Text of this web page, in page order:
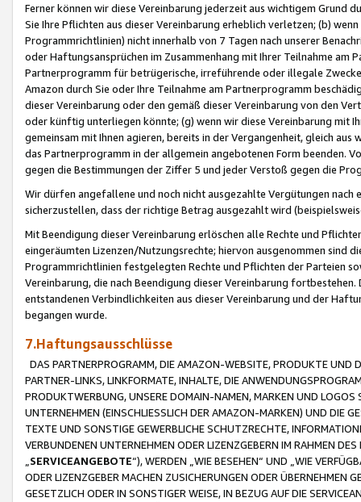
Ferner können wir diese Vereinbarung jederzeit aus wichtigem Grund
Sie Ihre Pflichten aus dieser Vereinbarung erheblich verletzen; (b)
Programmrichtlinien) nicht innerhalb von 7 Tagen nach unserer
oder Haftungsansprüchen im Zusammenhang mit Ihrer Teilnahme am
Partnerprogramm für betrügerische, irreführende oder illegale
Amazon durch Sie oder Ihre Teilnahme am Partnerprogramm
dieser Vereinbarung oder den gemäß dieser Vereinbarung von den
oder künftig unterliegen könnte; (g) wenn wir diese Vereinbarung mit
gemeinsam mit Ihnen agieren, bereits in der Vergangenheit, gleich
das Partnerprogramm in der allgemein angebotenen Form beenden.
gegen die Bestimmungen der Ziffer 5 und jeder Verstoß gegen die
Wir dürfen angefallene und noch nicht ausgezahlte Vergütungen
sicherzustellen, dass der richtige Betrag ausgezahlt wird
Mit Beendigung dieser Vereinbarung erlöschen alle Rechte und
eingeräumten Lizenzen/Nutzungsrechte; hiervon ausgenommen sind
Programmrichtlinien festgelegten Rechte und Pflichten der Parteien
Vereinbarung, die nach Beendigung dieser Vereinbarung
entstandenen Verbindlichkeiten aus dieser Vereinbarung und der
begangen wurde.
7.Haftungsausschlüsse
DAS PARTNERPROGRAMM, DIE AMAZON-WEBSITE, PRODUKTE UND
PARTNER-LINKS, LINKFORMATE, INHALTE, DIE
PRODUKTWERBUNG, UNSERE DOMAIN-NAMEN, MARKEN UND
UNTERNEHMEN (EINSCHLIESSLICH DER AMAZON-MARKEN) UND DIE
TEXTE UND SONSTIGE GEWERBLICHE SCHUTZRECHTE,
VERBUNDENEN UNTERNEHMEN ODER LIZENZGEBERN IM RAHMEN
SERVICEANGEBOTE“), WERDEN „WIE BESEHEN“ UND „WIE
ODER LIZENZGEBER MACHEN ZUSICHERUNGEN ODER ÜBERNEHMEN
GESETZLICH ODER IN SONSTIGER WEISE, IN BEZUG AUF DIE